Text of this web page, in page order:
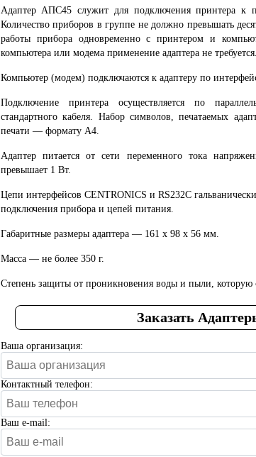
Адаптер АПС45 служит для подключения принтера к
Количество приборов в группе не должно превышать
работы прибора одновременно с принтером и
компьютера или модема применение адаптера не требуется.
Компьютер (модем) подключаются к адаптеру по
Подключение принтера осуществляется по
стандартного кабеля. Набор символов, печатаемых
печати — формату А4.
Адаптер питается от сети переменного тока
превышает 1 Вт.
Цепи интерфейсов CENTRONICS и RS232С
подключения прибора и цепей питания.
Габаритные размеры адаптера — 161 х 98 х 56 мм.
Масса — не более 350 г.
Степень защиты от проникновения воды и пыли, которую
Заказать
Ваша организация:
Контактный телефон:
Ваш e-mail: